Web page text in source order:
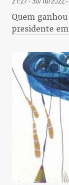
Quem
presidente